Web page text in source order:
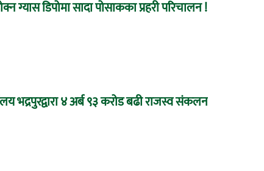
ग्यास डिपोमा सादा पोसाकका प्रहरी परिचालन !
भद्रपुरद्वारा ४ अर्ब ९३ करोड बढी राजस्व संकलन